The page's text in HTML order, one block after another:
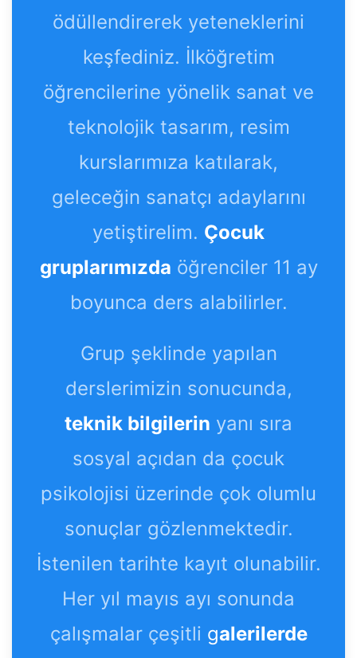
ödüllendirerek yeteneklerini
keşfediniz. İlköğretim
öğrencilerine yönelik sanat ve
teknolojik tasarım, resim
kurslarımıza katılarak,
geleceğin sanatçı adaylarını
yetiştirelim. Çocuk
gruplarımızda öğrenciler 11 ay
boyunca ders alabilirler.
Grup şeklinde yapılan
derslerimizin sonucunda,
teknik bilgilerin yanı sıra
sosyal açıdan da çocuk
psikolojisi üzerinde çok olumlu
sonuçlar gözlenmektedir.
İstenilen tarihte kayıt olunabilir.
Her yıl mayıs ayı sonunda
çalışmalar çeşitli galerilerde